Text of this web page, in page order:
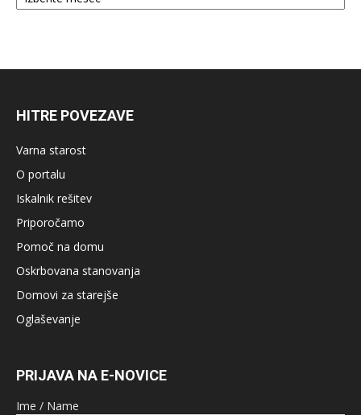
HITRE POVEZAVE
Varna starost
O portalu
Iskalnik rešitev
Priporočamo
Pomoč na domu
Oskrbovana stanovanja
Domovi za starejše
Oglaševanje
PRIJAVA NA E-NOVICE
Ime / Name